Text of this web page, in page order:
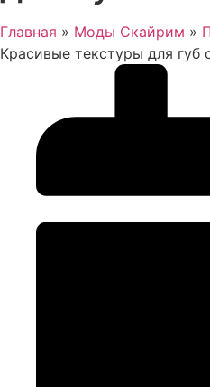
Главная » Моды Скайрим »
Красивые текстуры для губ